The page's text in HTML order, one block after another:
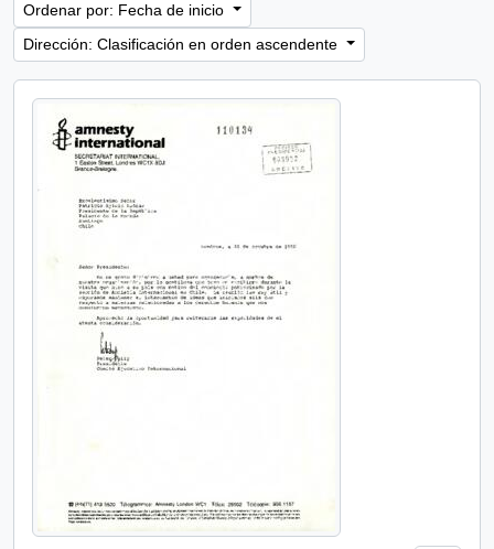
Ordenar por: Fecha de inicio
Dirección: Clasificación en orden ascendente